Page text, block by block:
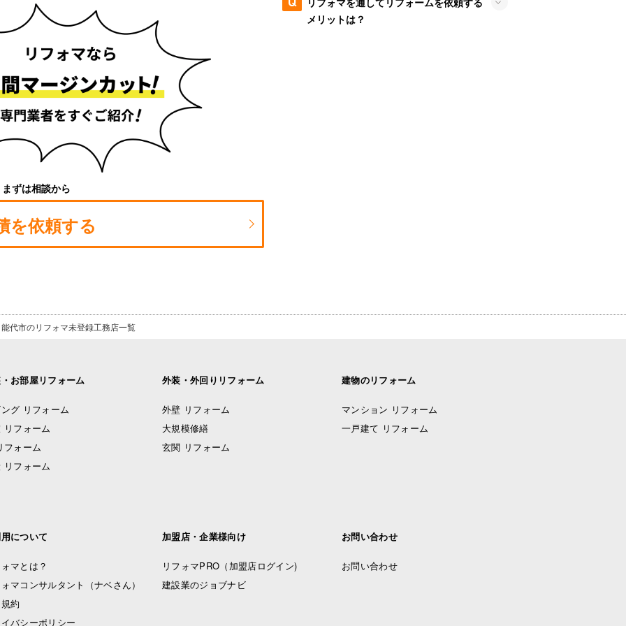
まずは相談から
を依頼する
メリットは？
能代市のリフォマ未登録工務店一覧
お部屋リフォーム
グ リフォーム
リフォーム
フォーム
リフォーム
外装・外回りリフォーム
外壁 リフォーム
大規模修繕
玄関 リフォーム
建物のリフォーム
マンション リフォーム
一戸建て リフォーム
について
マとは？
マコンサルタント（ナベさん）
約
バシーポリシー
加盟店・企業様向け
リフォマPRO （加盟店ログイン)
建設業のジョブナビ
お問い合わせ
お問い合わせ